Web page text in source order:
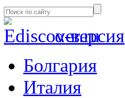
α-версия
Болгария
Италия